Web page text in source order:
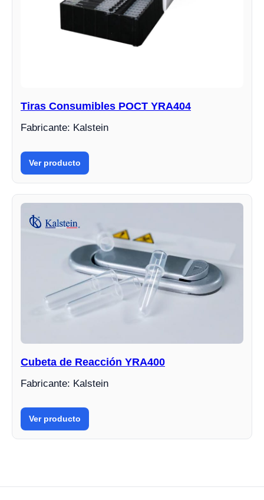
Tiras Consumibles POCT YRA404
Fabricante: Kalstein
Ver producto
Cubeta de Reacción YRA400
Fabricante: Kalstein
Ver producto